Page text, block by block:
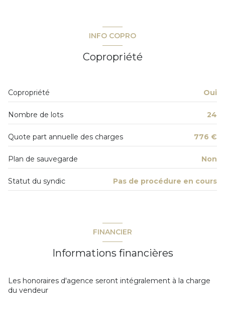
INFO COPRO
Copropriété
Copropriété Oui
Nombre de lots 24
Quote part annuelle des charges 776 €
Plan de sauvegarde Non
Statut du syndic Pas de procédure en cours
FINANCIER
Informations financières
Les honoraires d'agence seront intégralement à la charge
du vendeur